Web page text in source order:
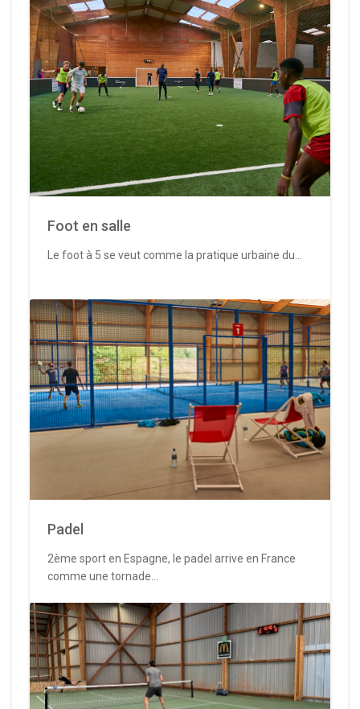
Foot en salle
Le foot à 5 se veut comme la pratique urbaine du...
Padel
2ème sport en Espagne, le padel arrive en France
comme une tornade...